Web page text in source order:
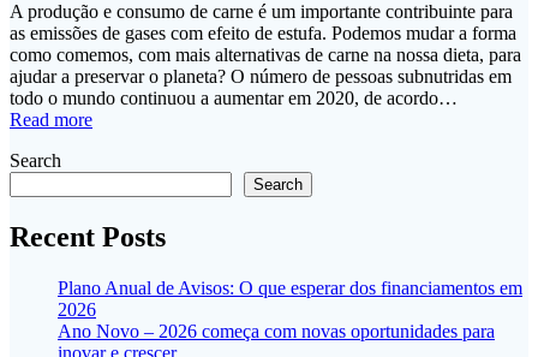
A produção e consumo de carne é um importante contribuinte para
as emissões de gases com efeito de estufa. Podemos mudar a forma
como comemos, com mais alternativas de carne na nossa dieta, para
ajudar a preservar o planeta? O número de pessoas subnutridas em
todo o mundo continuou a aumentar em 2020, de acordo…
Read more
Search
Search
Recent Posts
Plano Anual de Avisos: O que esperar dos financiamentos em
2026
Ano Novo – 2026 começa com novas oportunidades para